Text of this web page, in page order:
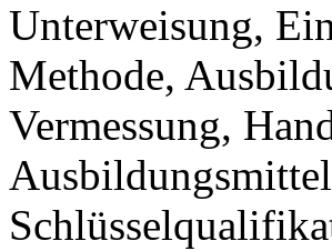
Unterweisung,
Methode,
Vermessung,